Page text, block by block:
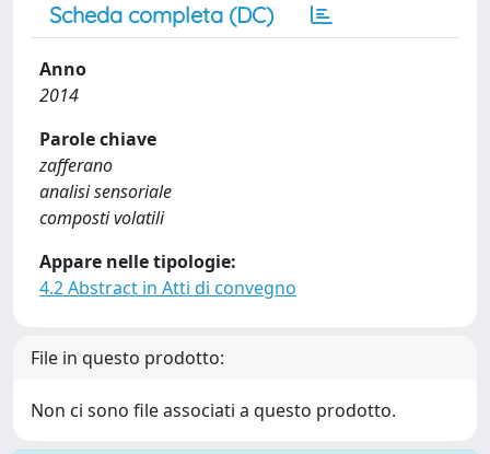
Scheda completa (DC)
Anno
2014
Parole chiave
zafferano
analisi sensoriale
composti volatili
Appare nelle tipologie:
4.2 Abstract in Atti di convegno
File in questo prodotto:
Non ci sono file associati a questo prodotto.